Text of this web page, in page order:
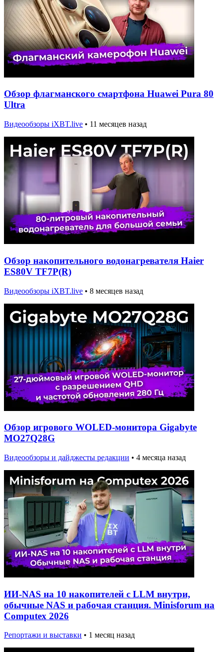
Обзор флагманского смартфона Huawei Pura 80
Ultra
Видеообзоры iXBT.live • 11 месяцев назад
Обзор накопительного водонагревателя Haier
ES80V TF7P(R)
Видеообзоры iXBT.live • 8 месяцев назад
Обзор игрового WOLED-монитора Gigabyte
MO27Q28G
Видеообзоры и дайджесты редакции • 4 месяца назад
ИИ-NAS на 10 накопителей с LLM внутри,
обычные NAS и рабочая станция. Minisforum на
Computex 2026
Репортажи и выставки • 1 месяц назад